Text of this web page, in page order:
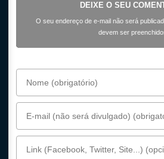
DEIXE O SEU
O seu endereço de e-mail não será
devem ser